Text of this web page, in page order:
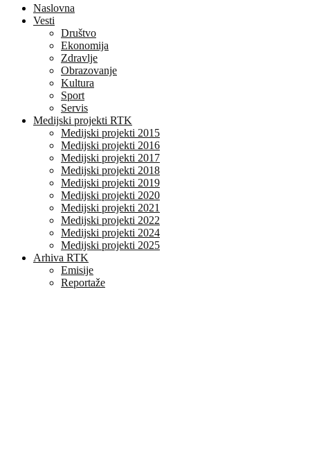
Naslovna
Vesti
Društvo
Ekonomija
Zdravlje
Obrazovanje
Kultura
Sport
Servis
Medijski projekti RTK
Medijski projekti 2015
Medijski projekti 2016
Medijski projekti 2017
Medijski projekti 2018
Medijski projekti 2019
Medijski projekti 2020
Medijski projekti 2021
Medijski projekti 2022
Medijski projekti 2024
Medijski projekti 2025
Arhiva RTK
Emisije
Reportaže